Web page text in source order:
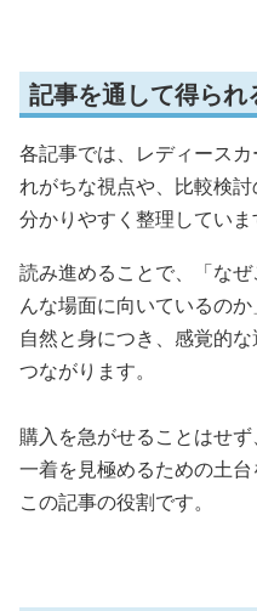
記事を通して得ら
各記事では、レディース
れがちな視点や、比較検
分かりやすく整理していま
読み進めることで、「な
んな場面に向いているの
自然と身につき、感覚的
つながります。
購入を急がせることはせ
一着を見極めるための土
この記事の役割です。